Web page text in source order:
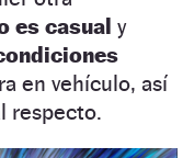
es casual y
en vehículo, así
respecto.